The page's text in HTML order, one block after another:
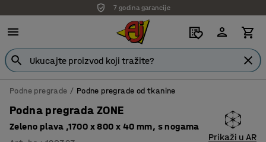
7 godina garancije
Podne pregrade Podne pregrade od tkanine
Podna pregrada ZONE
Zeleno plava ,1700 x 800 x 40 mm, s nogama
Prikaži u AR